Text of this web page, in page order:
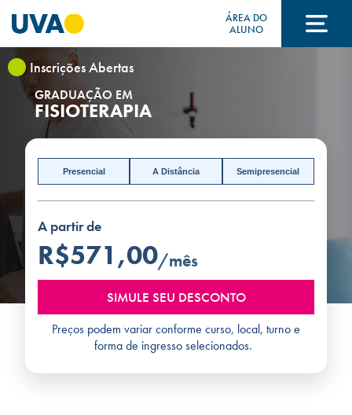
ÁREA DO
ALUNO
A UVA
CURSOS
FORMAS DE INGRESSO
FINANCIAMENTO E BOLSAS
Acontece na UVA
Campi/Unidades
Inscrições Abertas
GRADUAÇÃO EM
FISIOTERAPIA
Presencial A Distância Semipresencial
A partir de
R$571,00/mês
SIMULE SEU DESCONTO
Preços podem variar conforme curso, local, turno e
forma de ingresso selecionados.